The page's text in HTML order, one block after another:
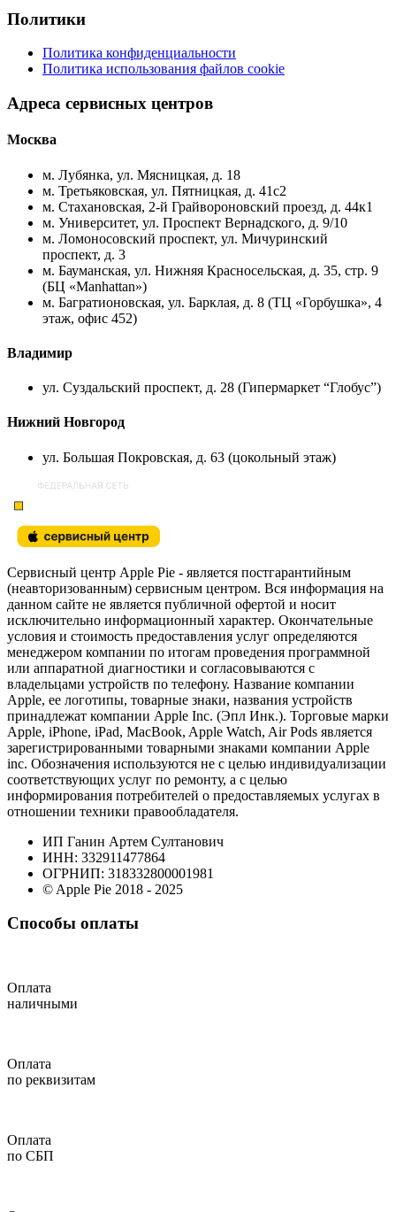
Политики
Политика конфиденциальности
Политика использования файлов cookie
Адреса сервисных центров
Москва
м. Лубянка, ул. Мясницкая, д. 18
м. Третьяковская, ул. Пятницкая, д. 41с2
м. Стахановская, 2-й Грайвороновский проезд, д. 44к1
м. Университет, ул. Проспект Вернадского, д. 9/10
м. Ломоносовский проспект, ул. Мичуринский
проспект, д. 3
м. Бауманская, ул. Нижняя Красносельская, д. 35, стр. 9
(БЦ «Manhattan»)
м. Багратионовская, ул. Барклая, д. 8 (ТЦ «Горбушка», 4
этаж, офис 452)
Владимир
ул. Суздальский проспект, д. 28 (Гипермаркет “Глобус”)
Нижний Новгород
ул. Большая Покровская, д. 63 (цокольный этаж)
Сервисный центр Apple Pie - является постгарантийным
(неавторизованным) сервисным центром. Вся информация на
данном сайте не является публичной офертой и носит
исключительно информационный характер. Окончательные
условия и стоимость предоставления услуг определяются
менеджером компании по итогам проведения программной
или аппаратной диагностики и согласовываются с
владельцами устройств по телефону. Название компании
Apple, ее логотипы, товарные знаки, названия устройств
принадлежат компании Apple Inc. (Эпл Инк.). Торговые марки
Apple, iPhone, iPad, MacBook, Apple Watch, Air Pods является
зарегистрированными товарными знаками компании Apple
inc. Обозначения используются не с целью индивидуализации
соответствующих услуг по ремонту, а с целью
информирования потребителей о предоставляемых услугах в
отношении техники правообладателя.
ИП Ганин Артем Султанович
ИНН: 332911477864
ОГРНИП: 318332800001981
© Apple Pie 2018 - 2025
Способы оплаты
Оплата
наличными
Оплата
по реквизитам
Оплата
по СБП